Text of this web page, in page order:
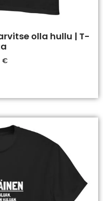
olla hullu | T-
€